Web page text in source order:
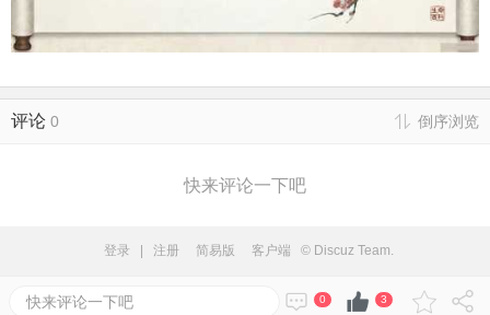
评论 0 倒序浏览
快来评论一下吧
3
0
快来评论一下吧
登录 注册 简易版 客户端 © Discuz Team.